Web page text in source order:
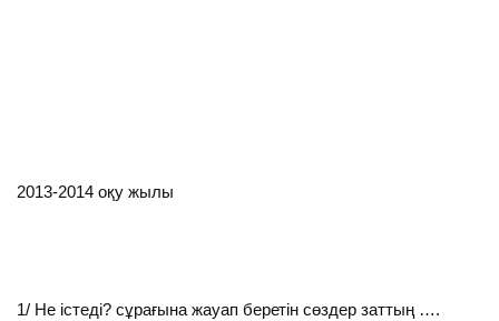
2013-2014 оқу жылы
1/ Не істеді? сұрағына жауап беретін сөздер заттың ….